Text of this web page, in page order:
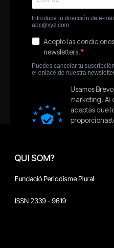
QUI SOM?
Fundació Periodisme Plural
ISSN 2339 - 9619